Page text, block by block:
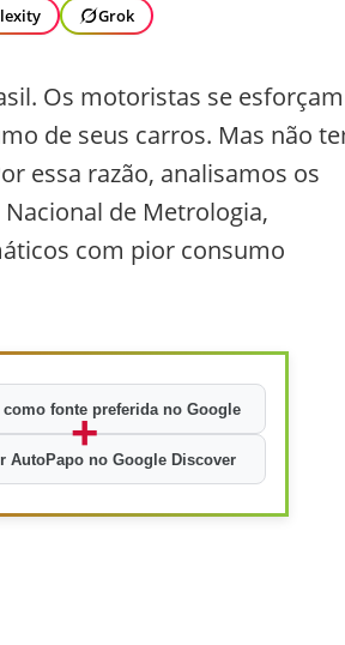
Grok
Os motoristas se
de seus carros. Mas não
essa razão, analisamos os
de Metrologia,
com pior consumo
fonte preferida no Google
+
AutoPapo no Google Discover